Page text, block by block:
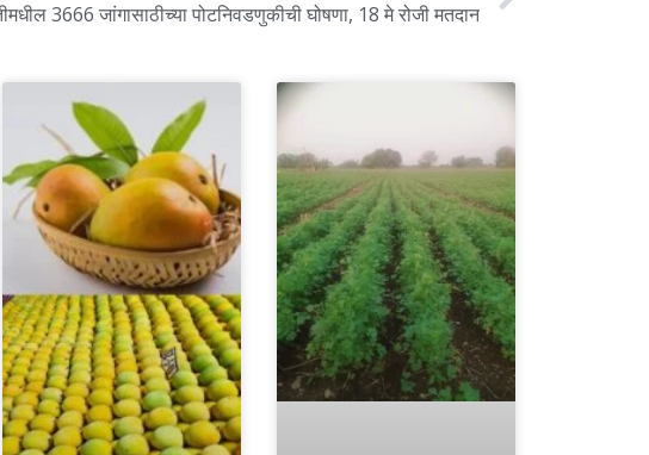
3666 जांगासाठीच्या पोटनिवडणुकीची घोषणा, 18 मे रोजी मतदान